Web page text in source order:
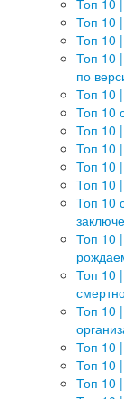
Топ 10
Топ 10
Топ 10
Топ 10
по
Топ 10
Топ 10
Топ 10
Топ 10
Топ 10
Топ 10
Топ 10
Топ 10
Топ 10
Топ 10
Топ 10
Топ 10
Топ 10